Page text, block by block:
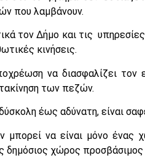
που λαμβάνουν.
τον Δήμο και τις
κινήσεις.
να διασφαλίζει
των πεζών.
έως αδύνατη, είναι
μπορεί να είναι μόνο ένας
δημόσιος χώρος